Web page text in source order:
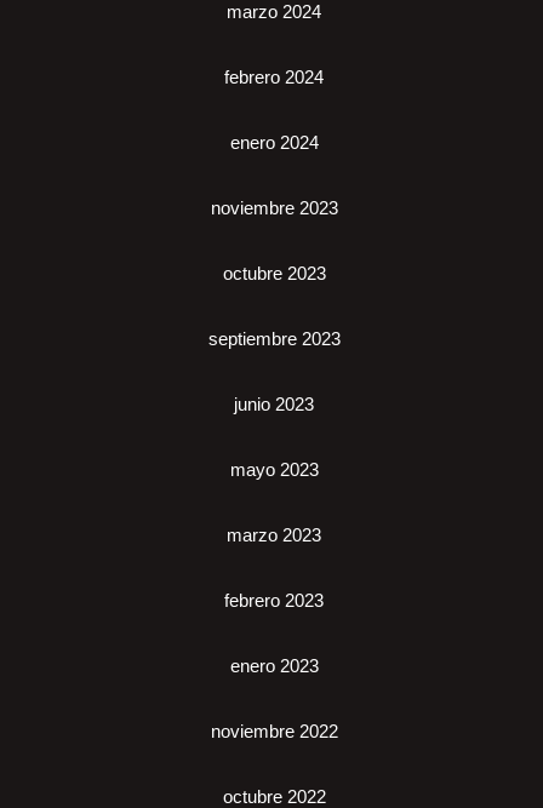
marzo 2024
febrero 2024
enero 2024
noviembre 2023
octubre 2023
septiembre 2023
junio 2023
mayo 2023
marzo 2023
febrero 2023
enero 2023
noviembre 2022
octubre 2022